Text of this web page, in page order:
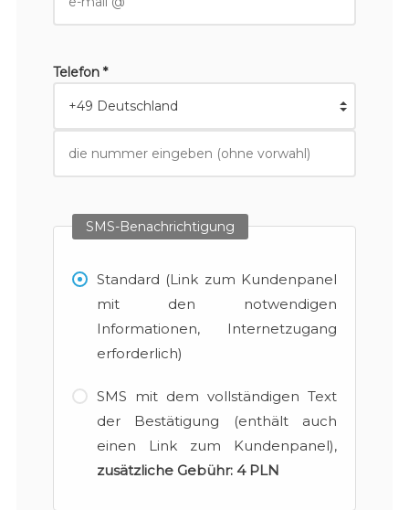
Telefon *
SMS-Benachrichtigung
Standard (Link zum Kundenpanel
mit den notwendigen
Informationen, Internetzugang
erforderlich)
SMS mit dem vollständigen Text
der Bestätigung (enthält auch
einen Link zum Kundenpanel),
zusätzliche Gebühr: 4 PLN